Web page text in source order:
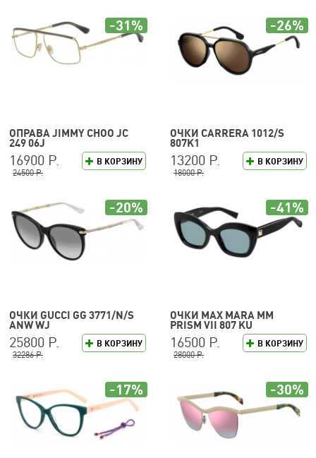
ОПРАВА JIMMY CHOO JC
249 06J
В КОРЗИНУ
16900 Р.
24500 Р.
-31%
ОЧКИ CARRERA 1012/S
807K1
В КОРЗИНУ
13200 Р.
18000 Р.
-26%
ОЧКИ GUCCI GG 3771/N/S
ANW WJ
В КОРЗИНУ
25800 Р.
32286 Р.
-20%
ОЧКИ MAX MARA MM
PRISM VII 807 KU
В КОРЗИНУ
16500 Р.
28000 Р.
-41%
-17% -30%